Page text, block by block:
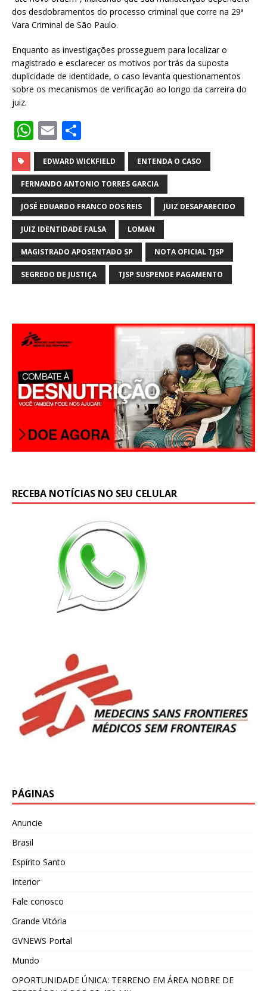
dos desdobramentos do processo criminal que corre na 29ª
Vara Criminal de São Paulo.
Enquanto as investigações prosseguem para localizar o
magistrado e esclarecer os motivos por trás da suposta
duplicidade de identidade, o caso levanta questionamentos
sobre os mecanismos de verificação ao longo da carreira do
juiz.
W
h
at
s
A
p
p
E
m
ai
l
h
ar
e
EDWARD WICKFIELD ENTENDA O CASO
FERNANDO ANTONIO TORRES GARCIA
JOSÉ EDUARDO FRANCO DOS REIS JUIZ DESAPARECIDO
JUIZ IDENTIDADE FALSA LOMAN
MAGISTRADO APOSENTADO SP NOTA OFICIAL TJSP
SEGREDO DE JUSTIÇA TJSP SUSPENDE PAGAMENTO
RECEBA NOTÍCIAS NO SEU CELULAR
PÁGINAS
Anuncie
Brasil
Espírito Santo
Interior
Fale conosco
Grande Vitória
GVNEWS Portal
Mundo
OPORTUNIDADE ÚNICA: TERRENO EM ÁREA NOBRE DE